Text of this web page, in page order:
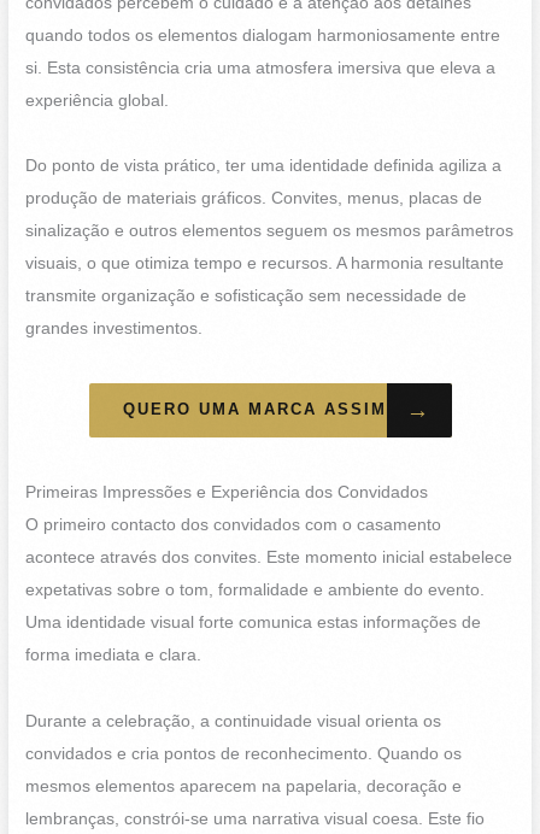
quando todos os elementos dialogam harmoniosamente entre
si. Esta consistência cria uma atmosfera imersiva que eleva a
experiência global.
Do ponto de vista prático, ter uma identidade definida agiliza a
produção de materiais gráficos. Convites, menus, placas de
sinalização e outros elementos seguem os mesmos parâmetros
visuais, o que otimiza tempo e recursos. A harmonia resultante
transmite organização e sofisticação sem necessidade de
grandes investimentos.
QUERO UMA MARCA ASSIM →
Primeiras Impressões e Experiência dos Convidados
O primeiro contacto dos convidados com o casamento
acontece através dos convites. Este momento inicial estabelece
expetativas sobre o tom, formalidade e ambiente do evento.
Uma identidade visual forte comunica estas informações de
forma imediata e clara.
Durante a celebração, a continuidade visual orienta os
convidados e cria pontos de reconhecimento. Quando os
mesmos elementos aparecem na papelaria, decoração e
lembranças, constrói-se uma narrativa visual coesa. Este fio